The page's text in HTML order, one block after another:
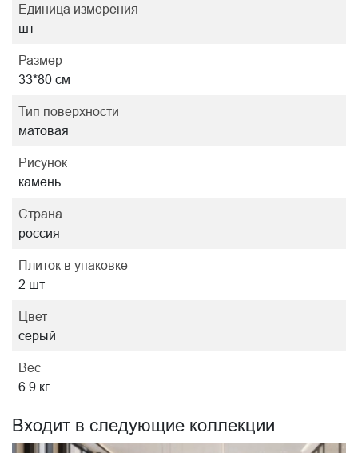
Единица измерения
шт
Размер
33*80 см
Тип поверхности
матовая
Рисунок
камень
Страна
россия
Плиток в упаковке
2 шт
Цвет
серый
Вес
6.9 кг
Входит в следующие коллекции